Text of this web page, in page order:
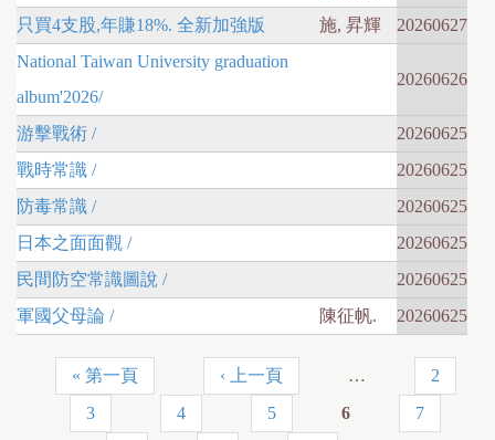
只買4支股,年賺18%. 全新加強版 施, 昇輝
20260627
National Taiwan University graduation
album'2026/
20260626
游擊戰術 /
20260625
戰時常識 /
20260625
防毒常識 /
20260625
日本之面面觀 /
20260625
民間防空常識圖說 /
20260625
軍國父母論 /
陳征帆. 20260625
« 第一頁 ‹ 上一頁 …
2
3
4 5 6
7